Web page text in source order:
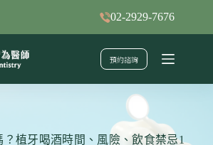
02-2929-7676
預約諮詢
？植牙喝酒時間、風險、飲食禁忌1